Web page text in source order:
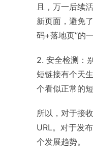
且，万一后续
新页面，避免
码+落地页”的
2. 安全检测：
短链接有个天
个看似正常的
所以，对于接
URL。对于发
个发展趋势。